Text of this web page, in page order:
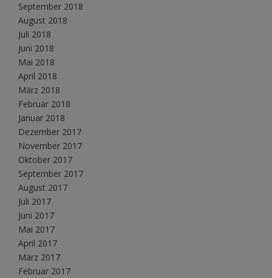
September 2018
August 2018
Juli 2018
Juni 2018
Mai 2018
April 2018
März 2018
Februar 2018
Januar 2018
Dezember 2017
November 2017
Oktober 2017
September 2017
August 2017
Juli 2017
Juni 2017
Mai 2017
April 2017
März 2017
Februar 2017